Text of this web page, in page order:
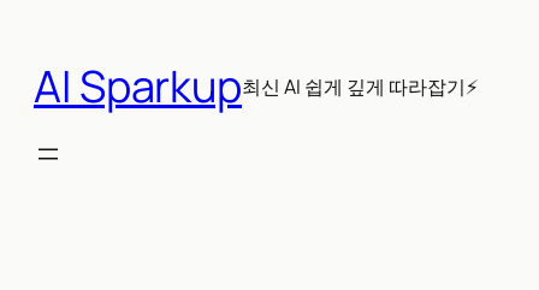
AI Sparkup최신 AI 쉽게 깊게 따라잡기⚡